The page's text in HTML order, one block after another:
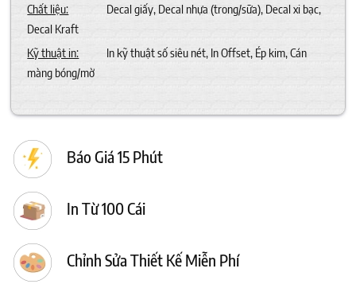
Chất liệu:
Decal giấy, Decal nhựa (trong/sữa), Decal xi bạc,
Decal Kraft
Kỹ thuật in:
In kỹ thuật số siêu nét, In Offset, Ép kim, Cán
màng bóng/mờ
Báo Giá 15 Phút
In Từ 100 Cái
Chỉnh Sửa Thiết Kế Miễn Phí